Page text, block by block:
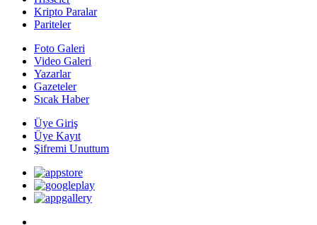
Kripto Paralar
Pariteler
Foto Galeri
Video Galeri
Yazarlar
Gazeteler
Sıcak Haber
Üye Giriş
Üye Kayıt
Şifremi Unuttum